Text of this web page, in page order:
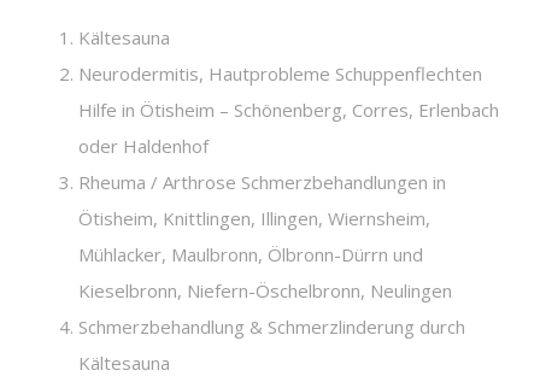
Kältesauna
Neurodermitis, Hautprobleme Schuppenflechten
Hilfe in Ötisheim – Schönenberg, Corres, Erlenbach
oder Haldenhof
Rheuma / Arthrose Schmerzbehandlungen in
Ötisheim, Knittlingen, Illingen, Wiernsheim,
Mühlacker, Maulbronn, Ölbronn-Dürrn und
Kieselbronn, Niefern-Öschelbronn, Neulingen
Schmerzbehandlung & Schmerzlinderung durch
Kältesauna